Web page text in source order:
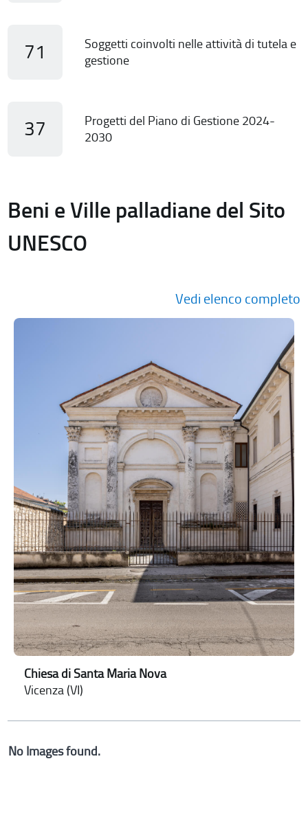
71
Soggetti coinvolti nelle attività di tutela e
gestione
37
Progetti del Piano di Gestione 2024-
2030
Beni e Ville palladiane del Sito
UNESCO
Vedi elenco completo
Chiesa di Santa Maria Nova
Vicenza (VI)
No Images found.